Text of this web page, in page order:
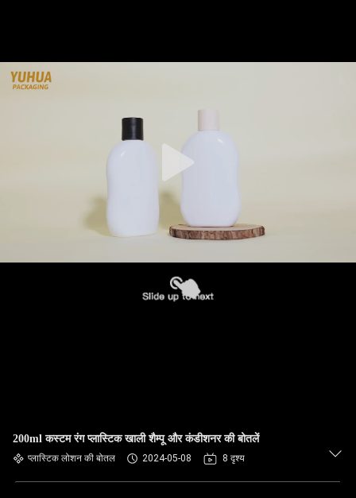
200ml कस्टम रंग प्लास्टिक खाली शैम्पू और कंडीशनर की बोतलें
प्लास्टिक लोशन की बोतल 2024-05-08 8 दृश्य